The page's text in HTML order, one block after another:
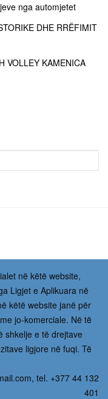
nga automjetet
DHE RRËFIMIT
VOLLEY KAMENICA
në këtë website,
Ligjet e Aplikuara në
këtë website janë për
jo-komerciale. Në të
shkelje e të drejtave
ligjore në fuqi. Të
, tel. +377 44 132
401